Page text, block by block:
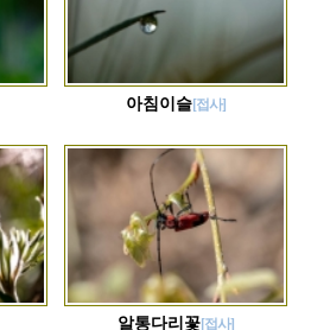
아침이슬[접사]
알통다리꽃[접사]